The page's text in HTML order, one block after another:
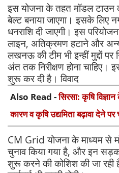
इस योजना के तहत मॉडल टाउन
बेल्ट बनाया जाएगा। इसके लिए
धनराशि दी जाएगी। इस
लाइन, अतिक्रमण हटाने और अन्य
लखनऊ की टीम भी इन्हीं मुद्दों
अंत तक निरीक्षण होना चाहिए।
शुरू कर दी है। विवाद
Also Read -सिरसा: कृषि
कारण व कृषि उद्यमिता बढ़ावा देने पर
CM Grid योजना के माध्यम से
चुनाव किया गया है, और इन
शुरू करने की कोशिश की जा रही